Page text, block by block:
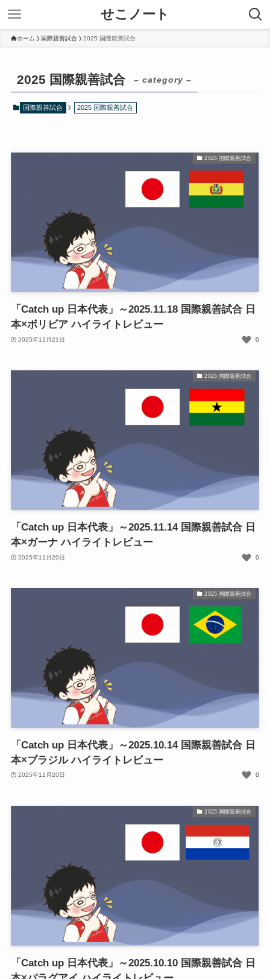
せこノート
ホーム 国際親善試合 2025 国際親善試合
2025 国際親善試合 – category –
国際親善試合 2025 国際親善試合
2025 国際親善試合
「Catch up 日本代表」～2025.11.18 国際親善試合 日
本×ボリビア ハイライトレビュー
2025年11月21日 0
2025 国際親善試合
「Catch up 日本代表」～2025.11.14 国際親善試合 日
本×ガーナ ハイライトレビュー
2025年11月20日 0
2025 国際親善試合
「Catch up 日本代表」～2025.10.14 国際親善試合 日
本×ブラジル ハイライトレビュー
2025年11月20日 0
2025 国際親善試合
「Catch up 日本代表」～2025.10.10 国際親善試合 日